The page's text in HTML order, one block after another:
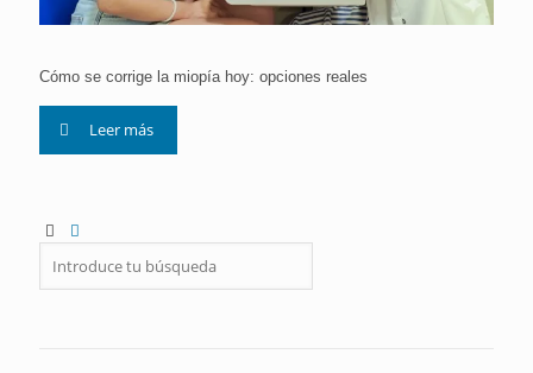
Cómo se corrige la miopía hoy: opciones reales
Leer más